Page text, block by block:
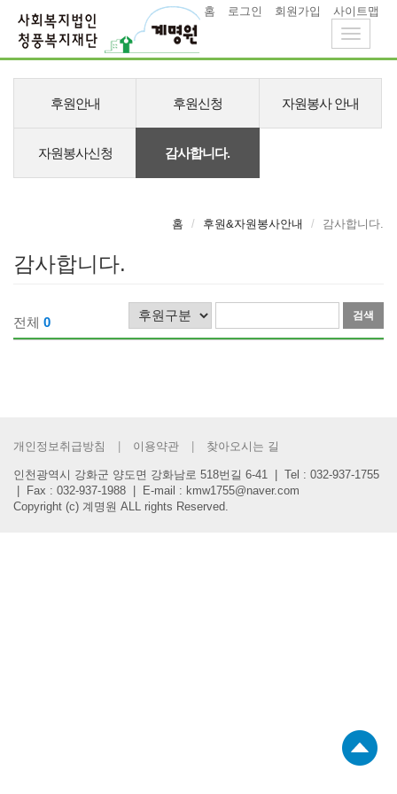
홈 로그인 회원가입
사이트맵
Toggle
메
후원안내 후원신청 자원봉사 안내
자원봉사신청 감사합니다.
홈 후원&자원봉사안내 감사합니다.
감사합니다.
전체 0
검
색
색
개인정보취급방침 이용약관 찾아오시는 길
인천광역시 강화군 양도면 강화남로 518번길 6-41 | Tel : 032-937-1755
| Fax : 032-937-1988 | E-mail : kmw1755@naver.com
Copyright (c) 계명원 ALL rights Reserved.